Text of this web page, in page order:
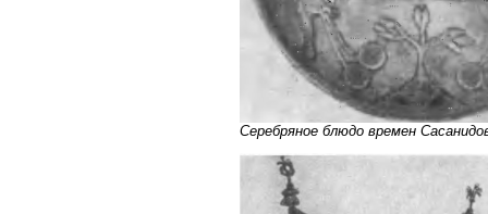
Серебряное блюдо времен